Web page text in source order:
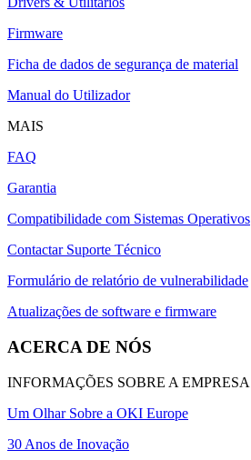
Firmware
Ficha de dados de segurança de material
Manual do Utilizador
MAIS
FAQ
Garantia
Compatibilidade com Sistemas Operativos
Contactar Suporte Técnico
Formulário de relatório de vulnerabilidade
Atualizações de software e firmware
ACERCA DE NÓS
INFORMAÇÕES SOBRE A EMPRESA
Um Olhar Sobre a OKI Europe
30 Anos de Inovação